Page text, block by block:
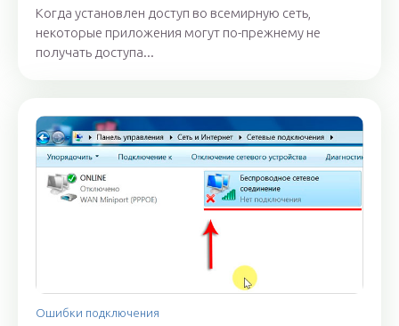
Когда установлен доступ во всемирную сеть,
некоторые приложения могут по-прежнему не
получать доступа...
Ошибки подключения